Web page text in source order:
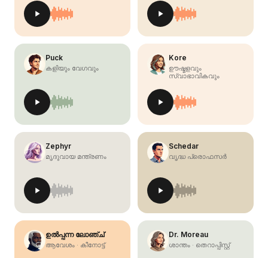
Puck
കളിയും വേഗവും
Kore
ഊഷ്മളവും
സ്വാഭാവികവും
Zephyr
മൃദുവായ മന്ത്രണം
Schedar
വൃദ്ധ പ്രൊഫസർ
ഉൽപ്പന്ന ലോഞ്ച്
ആവേശം · കീനോട്ട്
Dr. Moreau
ശാന്തം · തെറാപ്പിസ്റ്റ്